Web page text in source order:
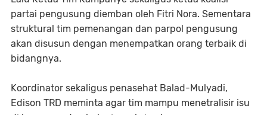
partai pengusung diemban oleh Fitri Nora. Sementara
struktural tim pemenangan dan parpol pengusung
akan disusun dengan menempatkan orang terbaik di
bidangnya.
Koordinator sekaligus penasehat Balad-Mulyadi,
Edison TRD meminta agar tim mampu menetralisir isu